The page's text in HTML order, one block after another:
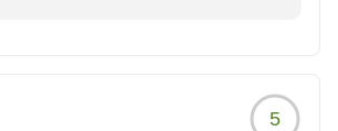
、他の方はいなくて静かに食べれまし
5